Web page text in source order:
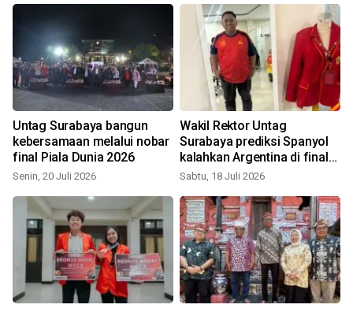
Untag Surabaya bangun
kebersamaan melalui nobar
final Piala Dunia 2026
Senin, 20 Juli 2026
Wakil Rektor Untag
Surabaya prediksi Spanyol
kalahkan Argentina di final
Piala Dunia
Sabtu, 18 Juli 2026